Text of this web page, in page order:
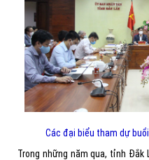
Các đại biểu tham dự
Trong những năm qua, tỉnh Đắk